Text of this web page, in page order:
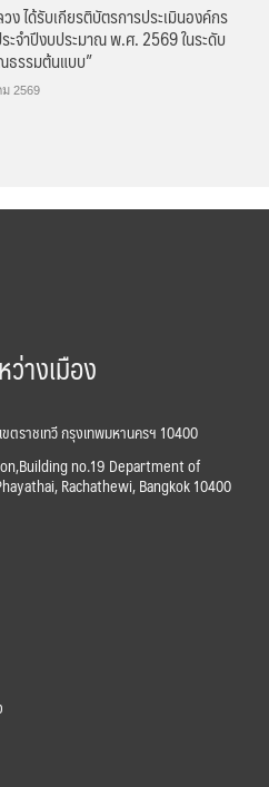
ง ได้รับเกียรติบัตรการประเมินองค์กร
จำปีงบประมาณ พ.ศ. 2569 ในระดับ
ธรรมต้นแบบ”
2569
างเมือง
ราชเทวี กรุงเทพมหานครฯ 10400
no.19 Department of
Rachathewi, Bangkok 10400